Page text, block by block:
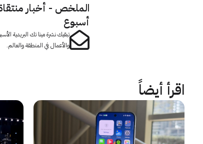
الملخص - أخبار
أسبوع
تبقيك نشرة مينا تك البريدية
والأعمال في المنطقة والعالم.
اقرأ أيضاً